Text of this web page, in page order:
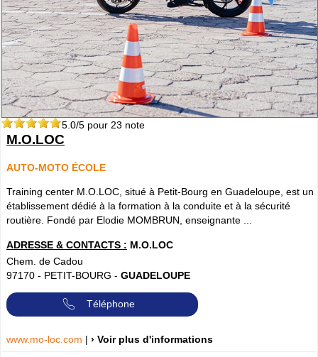
5.0/5 pour 23 note
M.O.LOC
AUTO-MOTO ÉCOLE
Training center M.O.LOC, situé à Petit-Bourg en Guadeloupe, est un
établissement dédié à la formation à la conduite et à la sécurité
routière. Fondé par Elodie MOMBRUN, enseignante ...
ADRESSE & CONTACTS : M.O.LOC
Chem. de Cadou
97170 - PETIT-BOURG - GUADELOUPE
Téléphone
www.mo-loc.com | › Voir plus d'informations